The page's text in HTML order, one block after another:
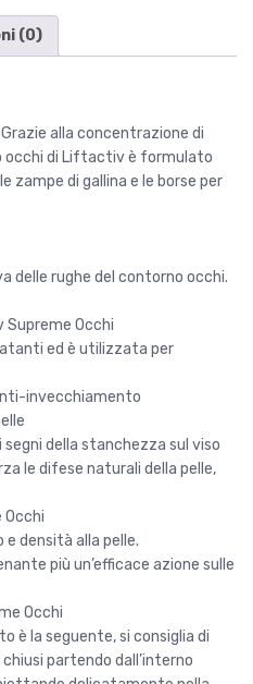
(0)
alla concentrazione di
occhi di Liftactiv è formulato
zampe di gallina e le borse per
delle rughe del contorno occhi.
Occhi
ed è utilizzata per
invecchiamento
della stanchezza sul viso
le difese naturali della pelle,
e densità alla pelle.
più un’efficace azione sulle
Occhi
è la seguente, si consiglia di
partendo dall’interno